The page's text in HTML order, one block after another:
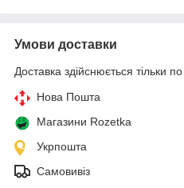
Умови доставки
Доставка здійснюється тільки
Нова Пошта
Магазини Rozetka
Укрпошта
Самовивіз